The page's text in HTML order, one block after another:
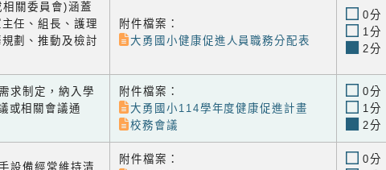
關委員會)涵蓋
任、組長、護理
劃、推動及檢討
附件檔案：
大勇國小健康促進人員職務分配表
0分
1分
2分
求制定，納入學
或相關會議通
附件檔案：
大勇國小114學年度健康促進計畫
校務會議
0分
1分
2分
設備經常維持清
附件檔案：
0分